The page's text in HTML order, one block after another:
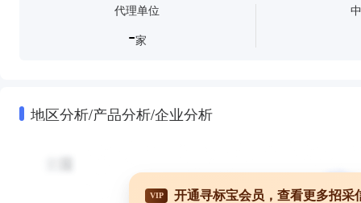
代理单位
-家
地区分析/产品分析/企业分析
VIP 开通寻标宝会员，查看更多招采